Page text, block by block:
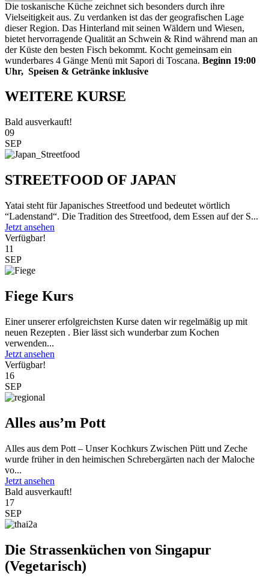
Die toskanische Küche zeichnet sich besonders durch ihre
Vielseitigkeit aus. Zu verdanken ist das der geografischen Lage
dieser Region. Das Hinterland mit seinen Wäldern und Wiesen,
bietet hervorragende Qualität an Schwein & Rind während man an
der Küste den besten Fisch bekommt. Kocht gemeinsam ein
wunderbares 4 Gänge Menü mit Sapori di Toscana. Beginn 19:00
Uhr, Speisen & Getränke inklusive
WEITERE KURSE
Bald ausverkauft!
09
SEP
STREETFOOD OF JAPAN
Yatai steht für Japanisches Streetfood und bedeutet wörtlich
“Ladenstand“. Die Tradition des Streetfood, dem Essen auf der S...
Jetzt ansehen
Verfügbar!
11
SEP
Fiege Kurs
Einer unserer erfolgreichsten Kurse daten wir regelmäßig up mit
neuen Rezepten . Bier lässt sich wunderbar zum Kochen
verwenden...
Jetzt ansehen
Verfügbar!
16
SEP
Alles aus’m Pott
Alles aus dem Pott – Unser Kochkurs Zwischen Pütt und Zeche
wurde früher in den heimischen Schrebergärten nach der Maloche
vo...
Jetzt ansehen
Bald ausverkauft!
17
SEP
Die Strassenküchen von Singapur
(Vegetarisch)